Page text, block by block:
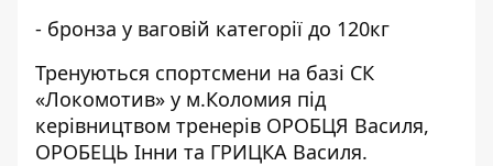
- бронза у ваговій категорії до 120кг
Тренуються спортсмени на базі СК
«Локомотив» у м.Коломия під
керівництвом тренерів ОРОБЦЯ Василя,
ОРОБЕЦЬ Інни та ГРИЦКА Василя.